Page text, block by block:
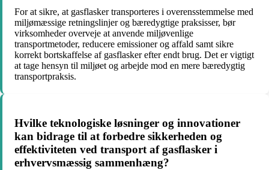
For at sikre, at gasflasker transporteres i overensstemmelse med
miljømæssige retningslinjer og bæredygtige praksisser, bør
virksomheder overveje at anvende miljøvenlige
transportmetoder, reducere emissioner og affald samt sikre
korrekt bortskaffelse af gasflasker efter endt brug. Det er vigtigt
at tage hensyn til miljøet og arbejde mod en mere bæredygtig
transportpraksis.
Hvilke teknologiske løsninger og innovationer
kan bidrage til at forbedre sikkerheden og
effektiviteten ved transport af gasflasker i
erhvervsmæssig sammenhæng?